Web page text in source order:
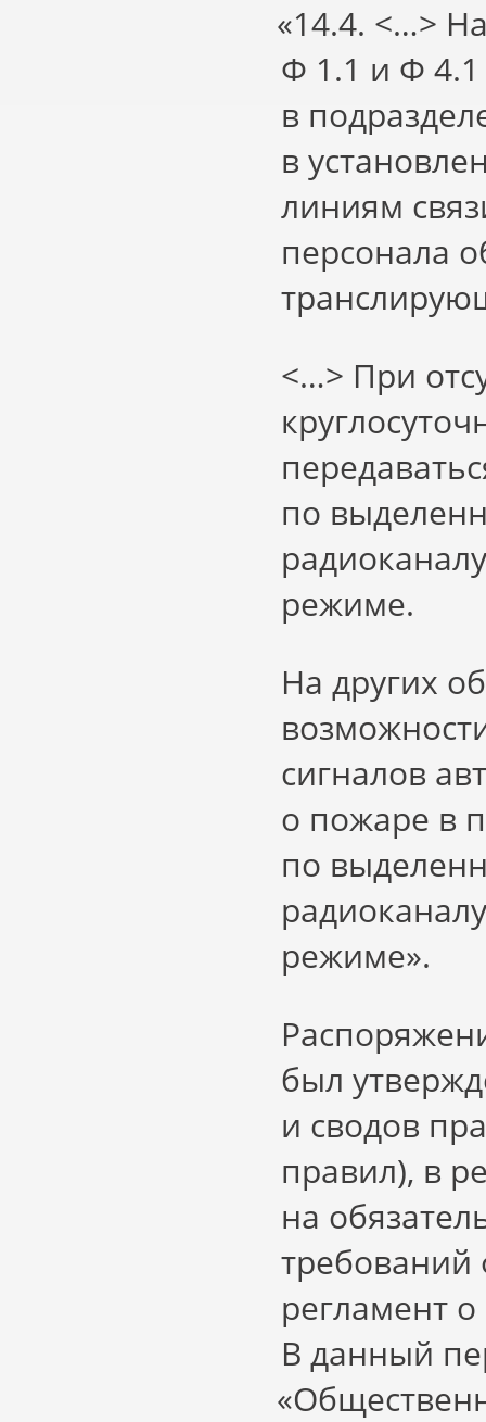
«14.4. <…>
Ф 1.1 и Ф
в
в
линиям
персонала
<…> При
по
режиме.
На других
сигналов
о пожаре в
по
режиме».
был
и сводов
правил), в
на
требований
регламент
В данный
«